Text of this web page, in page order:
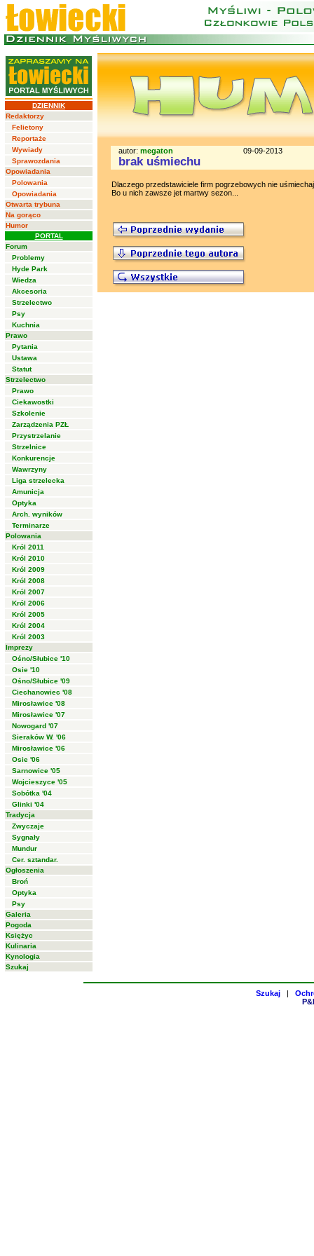
DZIENNIK
Redaktorzy
Felietony
Reportaże
Wywiady
Sprawozdania
Opowiadania
Polowania
Opowiadania
Otwarta trybuna
Na gorąco
Humor
PORTAL
Forum
Problemy
Hyde Park
Wiedza
Akcesoria
Strzelectwo
Psy
Kuchnia
Prawo
Pytania
Ustawa
Statut
Strzelectwo
Prawo
Ciekawostki
Szkolenie
Zarządzenia PZŁ
Przystrzelanie
Strzelnice
Konkurencje
Wawrzyny
Liga strzelecka
Amunicja
Optyka
Arch. wyników
Terminarze
Polowania
Król 2011
Król 2010
Król 2009
Król 2008
Król 2007
Król 2006
Król 2005
Król 2004
Król 2003
Imprezy
Ośno/Słubice '10
Osie '10
Ośno/Słubice '09
Ciechanowiec '08
Mirosławice '08
Mirosławice '07
Nowogard '07
Sieraków W. '06
Mirosławice '06
Osie '06
Sarnowice '05
Wojcieszyce '05
Sobótka '04
Glinki '04
Tradycja
Zwyczaje
Sygnały
Mundur
Cer. sztandar.
Ogłoszenia
Broń
Optyka
Psy
Galeria
Pogoda
Księżyc
Kulinaria
Kynologia
Szukaj
autor: megaton 09-09-2013
brak uśmiechu
Dlaczego przedstawiciele firm pogrzebowych nie
Bo u nich zawsze jet martwy sezon...
Szukaj |